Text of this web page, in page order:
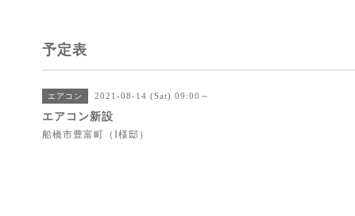
予定表
エアコン 2021-08-14 (Sat) 09:00～
エアコン新設
船橋市豊富町（I様邸）